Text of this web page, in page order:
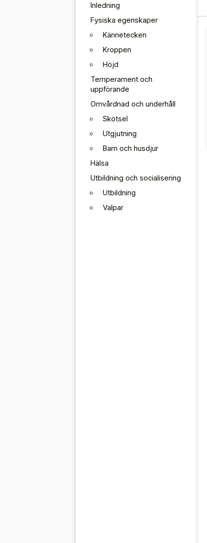
Inledning
Fysiska egenskaper
Kännetecken
Kroppen
Höjd
Temperament och
uppförande
Omvårdnad och underhåll
Skötsel
Utgjutning
Barn och husdjur
Hälsa
Utbildning och socialisering
Utbildning
Valpar